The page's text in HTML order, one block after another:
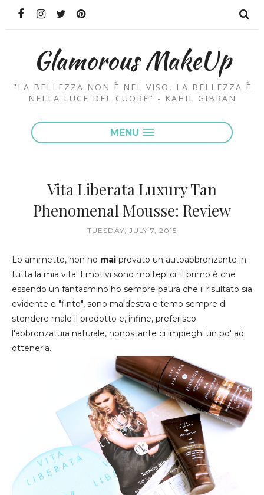
Glamorous MakeUp
"LA BELLEZZA NON È NEL VISO, LA BELLEZZA È
NELLA LUCE DEL CUORE" - KAHIL GIBRAN
MENU
Vita Liberata Luxury Tan
Phenomenal Mousse: Review
TUESDAY, JULY 7, 2015
Lo ammetto, non ho mai provato un autoabbronzante in
tutta la mia vita! I motivi sono molteplici: il primo è che
essendo un fantasmino ho sempre paura che il risultato sia
evidente e "finto", sono maldestra e temo sempre di
stendere male il prodotto e, infine, preferisco
l'abbronzatura naturale, nonostante ci impieghi un po' ad
ottenerla.